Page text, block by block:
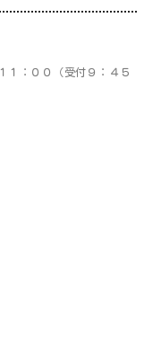
１：００（受付９：４５